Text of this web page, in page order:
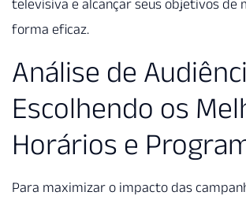
televisiva e alcançar seus objetivos de
forma eficaz.
Análise de
Escolhendo os
Horários e
Para maximizar o impacto das